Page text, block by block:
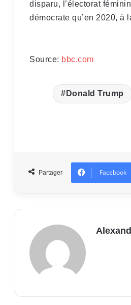
disparu, l’électorat
démocrate qu’en 2020, à
Source: bbc.com
Donald Trump
Partager Facebook